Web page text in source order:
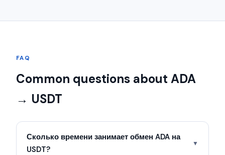
FAQ
Common questions about ADA
→ USDT
Сколько времени занимает обмен ADA на
USDT?
▼